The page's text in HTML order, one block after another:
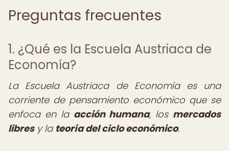
Preguntas frecuentes
1. ¿Qué es la Escuela Austriaca de
Economía?
La Escuela Austriaca de Economía es una
corriente de pensamiento económico que se
enfoca en la acción humana, los mercados
libresy la teoría del ciclo económico.